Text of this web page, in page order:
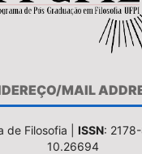
MAIL
de Filosofia | ISSN:
10.26694